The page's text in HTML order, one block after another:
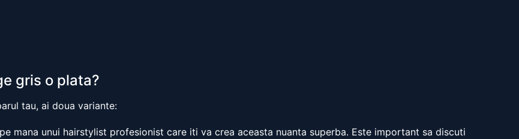
gris o plata?
tau, ai doua variante:
mana unui hairstylist profesionist care iti va crea aceasta nuanta superba. Este important sa discuti